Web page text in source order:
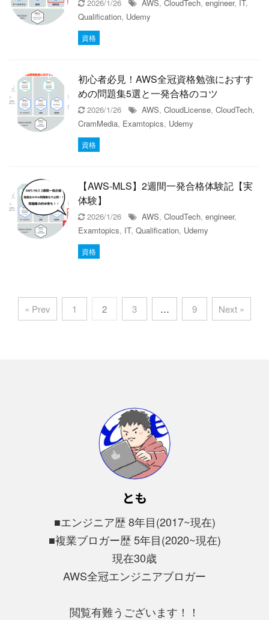
2026/1/26 AWS, CloudTech, engineer, IT,
Qualification, Udemy
資格
初心者必見！AWS全冠資格勉強におすす
めの問題集5選と一発合格のコツ
2026/1/26 AWS, CloudLicense, CloudTech,
CramMedia, Examtopics, Udemy
資格
【AWS-MLS】2週間一発合格体験記【実
体験】
2026/1/26 AWS, CloudTech, engineer,
Examtopics, IT, Qualification, Udemy
資格
« Prev 1 2 3 … 9 Next »
とも
■エンジニア歴 8年目(2017~現在)
■複業ブロガー歴 5年目(2020~現在)
現在30歳
AWS全冠エンジニアブロガー
閲覧有難うございます！！